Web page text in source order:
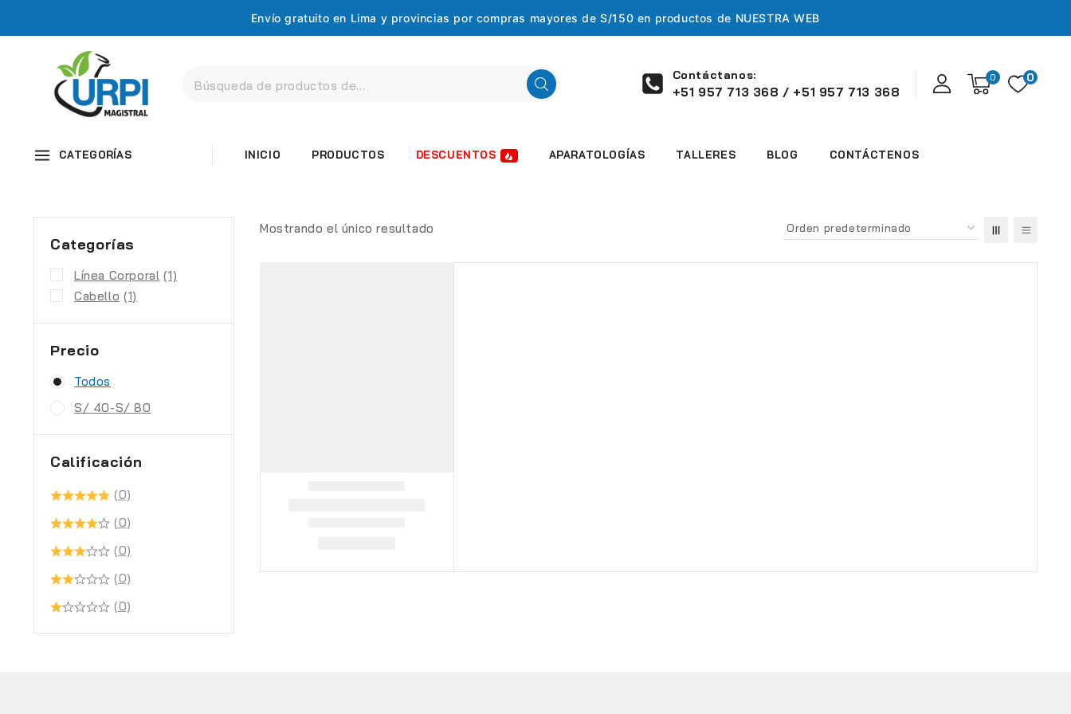
Envío gratuito en Lima y provincias por compras mayores de S/150 en productos de NUESTRA WEB
Contáctanos:
+51 957 713 368 / +51 957 713 368
0 0
CATEGORÍAS INICIO PRODUCTOS DESCUENTOS APARATOLOGÍAS TALLERES BLOG CONTÁCTENOS
Mostrando el único resultado
Categorías
Línea Corporal (1)
Cabello (1)
Precio
Todos
S/ 40-S/ 80
Calificación
(0)
(0)
(0)
(0)
(0)